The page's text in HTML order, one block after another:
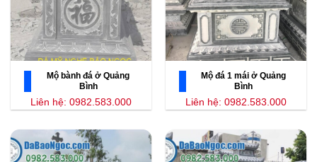
Mộ bành đá ở Quảng
Bình
Liên hệ: 0982.583.000
Mộ đá 1 mái ở Quảng
Bình
Liên hệ: 0982.583.000